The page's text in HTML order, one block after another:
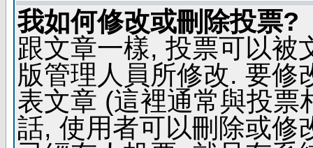
我如何修改或刪除投票?
跟文章一樣, 投票可以被
版管理人員所修改. 要修
表文章 (這裡通常與投票
話, 使用者可以刪除或修